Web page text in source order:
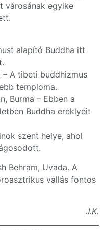
városának egyike
alapító Buddha itt
– A tibeti buddhizmus
temploma.
Burma – Ebben a
Buddha ereklyéit
szent helye, ahol
Behram, Uvada. A
vallás fontos
J.K.